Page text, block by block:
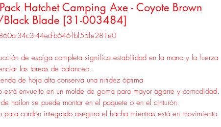
Hatchet Camping Axe - Coyote Brown
Blade [31-003484]
34c3-44ed-b646-fbf55fe281e0
de espiga completa significa estabilidad en la mano y la fuerza
las tareas de balanceo.
de hoja alta conserva una nitidez óptima
está envuelto en un molde de goma para mayor agarre y comodidad.
de nailon se puede montar en el paquete o en el cinturón.
para cordón integrado asegura el hacha mientras está en movimiento